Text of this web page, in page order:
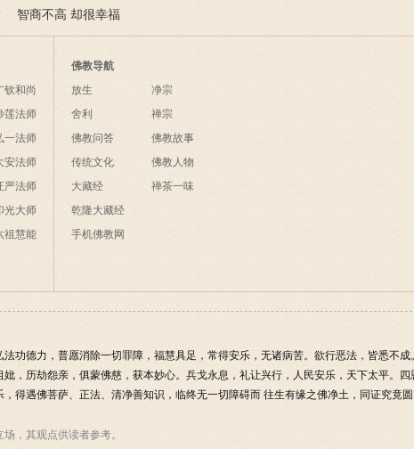
变吗？
智商不高 却很幸福
钦和尚
莲法师
一法师
安法师
严法师
光大师
祖慧能
佛教导航
放生
舍利
佛教问答
传统文化
大藏经
乾隆大藏经
手机佛教网
净宗
禅宗
佛教故事
佛教人物
禅茶一味
功德力，普愿消除一切罪障，福慧具足，常得安乐，无诸病苦。欲行恶法，皆悉不成。
，历劫怨亲，俱蒙佛慈，获本妙心。兵戈永息，礼让兴行，人民安乐，天下太平。四
得遇佛菩萨、正法、清净善知识，临终无一切障碍而 往生有缘之佛净土，同证究竟圆
，其观点供读者参考。